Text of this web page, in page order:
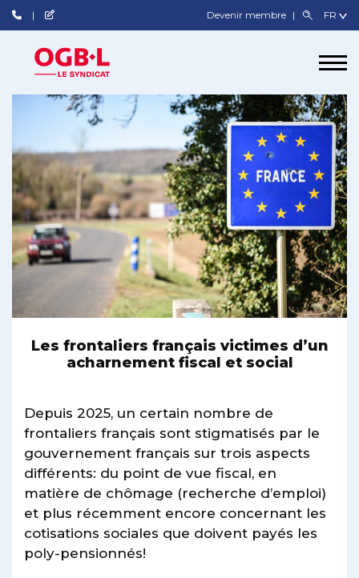
Devenir membre
Les frontaliers français victimes d’un
acharnement fiscal et social
Depuis 2025, un certain nombre de
frontaliers français sont stigmatisés par le
gouvernement français sur trois aspects
différents: du point de vue fiscal, en
matière de chômage (recherche d’emploi)
et plus récemment encore concernant les
cotisations sociales que doivent payés les
poly-pensionnés!